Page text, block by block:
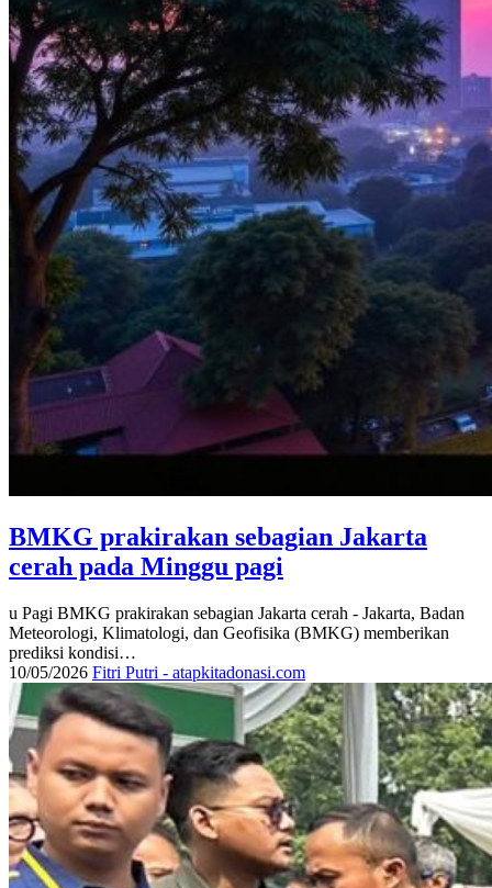
BMKG prakirakan sebagian Jakarta
cerah pada Minggu pagi
u Pagi BMKG prakirakan sebagian Jakarta cerah - Jakarta, Badan
Meteorologi, Klimatologi, dan Geofisika (BMKG) memberikan
prediksi kondisi…
10/05/2026 Fitri Putri - atapkitadonasi.com